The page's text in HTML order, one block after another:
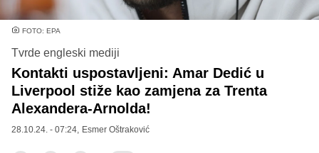
FOTO: EPA
Tvrde engleski mediji
Kontakti uspostavljeni: Amar Dedić u
Liverpool stiže kao zamjena za Trenta
Alexandera-Arnolda!
28.10.24. - 07:24, Esmer Oštraković